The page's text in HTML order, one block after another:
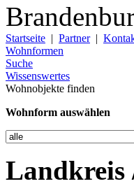
Startseite | Partner|
Wohnformen
Suche
Wissenswertes
Wohnobjekte finden
Wohnform auswählen
Landkreis